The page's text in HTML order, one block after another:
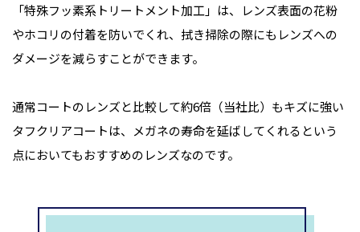
「特殊フッ素系トリートメント加工」は、レンズ表面の花粉
やホコリの付着を防いでくれ、拭き掃除の際にもレンズへの
ダメージを減らすことができます。
通常コートのレンズと比較して約6倍（当社比）もキズに強い
タフクリアコートは、メガネの寿命を延ばしてくれるという
点においてもおすすめのレンズなのです。